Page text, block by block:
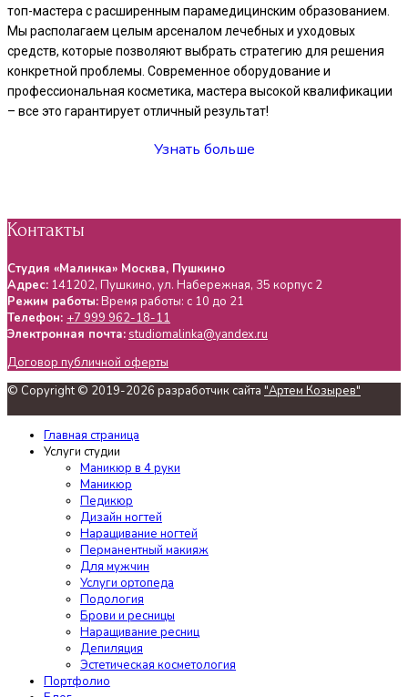
топ-мастера с расширенным парамедицинским образованием.
Мы располагаем целым арсеналом лечебных и уходовых
средств, которые позволяют выбрать стратегию для решения
конкретной проблемы. Современное оборудование и
профессиональная косметика, мастера высокой квалификации
– все это гарантирует отличный результат!
Узнать больше
Контакты
Студия «Малинка» Москва, Пушкино
Адрес: 141202, Пушкино, ул. Набережная, 35 корпус 2
Режим работы:Время работы: с 10 до 21
Телефон: +7 999 962-18-11
Электронная почта: studiomalinka@yandex.ru
Договор публичной оферты
© Copyright © 2019-2026 разработчик сайта "Артем Козырев"
Главная страница
Услуги студии
Маникюр в 4 руки
Маникюр
Педикюр
Дизайн ногтей
Наращивание ногтей
Перманентный макияж
Для мужчин
Услуги ортопеда
Подология
Брови и ресницы
Наращивание ресниц
Депиляция
Эстетическая косметология
Портфолио